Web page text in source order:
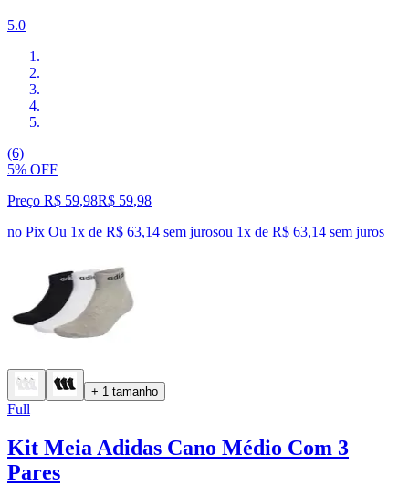
5.0
(6)
5% OFF
Preço R$ 59,98R$ 59,98
no Pix Ou 1x de R$ 63,14 sem jurosou 1x de R$ 63,14 sem juros
+ 1 tamanho
Full
Kit Meia Adidas Cano Médio Com 3
Pares